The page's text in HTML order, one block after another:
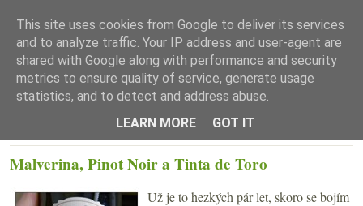
☰ Menu
Malverina, Pinot Noir a Tinta de Toro
Už je to hezkých pár let, skoro se bojím
This site uses cookies from Google to deliver its services
and to analyze traffic. Your IP address and user-agent are
shared with Google along with performance and security
metrics to ensure quality of service, generate usage
statistics, and to detect and address abuse.
LEARN MORE
GOT IT